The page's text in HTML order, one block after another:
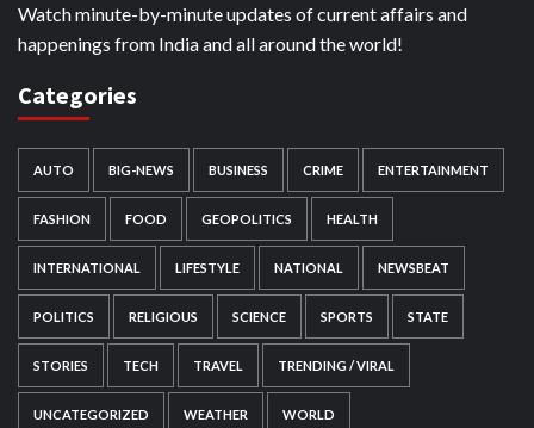
Watch minute-by-minute updates of current affairs and
happenings from India and all around the world!
Categories
AUTO BIG-NEWS BUSINESS CRIME ENTERTAINMENT
FASHION FOOD GEOPOLITICS HEALTH
INTERNATIONAL LIFESTYLE NATIONAL NEWSBEAT
POLITICS RELIGIOUS SCIENCE SPORTS STATE
STORIES TECH TRAVEL TRENDING / VIRAL
UNCATEGORIZED WEATHER WORLD